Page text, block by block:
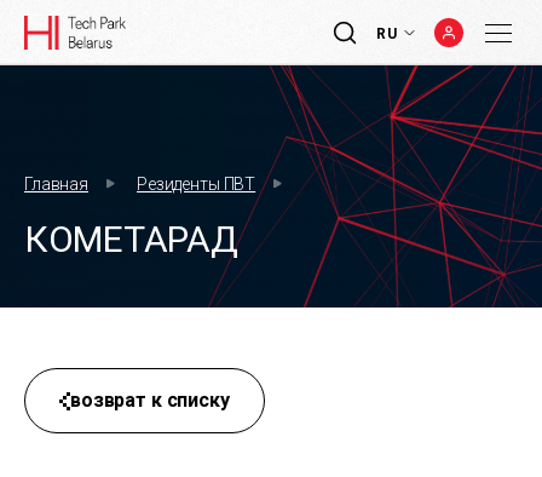
RU
Главная Резиденты ПВТ
КОМЕТАРАД
возврат к списку